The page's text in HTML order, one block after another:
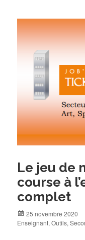
Le jeu de
course à
complet
Posted
on
25 novembre 2020
Enseignant,Outils,